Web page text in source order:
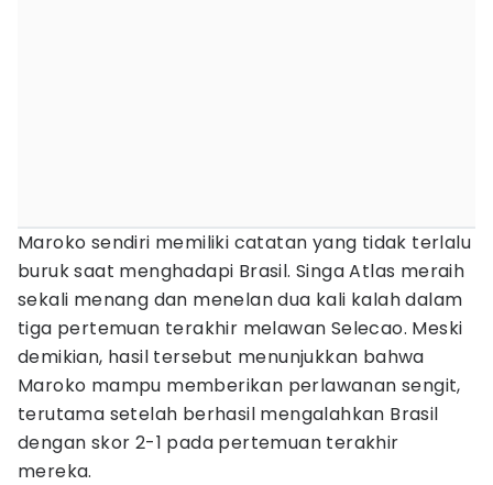
Maroko sendiri memiliki catatan yang tidak terlalu
buruk saat menghadapi Brasil. Singa Atlas meraih
sekali menang dan menelan dua kali kalah dalam
tiga pertemuan terakhir melawan Selecao. Meski
demikian, hasil tersebut menunjukkan bahwa
Maroko mampu memberikan perlawanan sengit,
terutama setelah berhasil mengalahkan Brasil
dengan skor 2-1 pada pertemuan terakhir
mereka.